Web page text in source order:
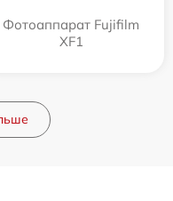
Фотоаппарат Fujifilm
XF1